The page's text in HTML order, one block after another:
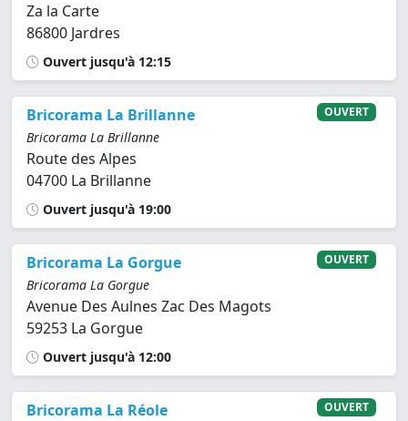
Za la Carte
86800 Jardres
Ouvert jusqu'à 12:15
Bricorama La Brillanne
Bricorama La Brillanne
Route des Alpes
04700 La Brillanne
OUVERT
Ouvert jusqu'à 19:00
Bricorama La Gorgue
Bricorama La Gorgue
Avenue Des Aulnes Zac Des Magots
59253 La Gorgue
OUVERT
Ouvert jusqu'à 12:00
Bricorama La Réole OUVERT